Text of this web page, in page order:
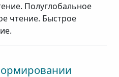
Полуглобальное
чтение. Быстрое